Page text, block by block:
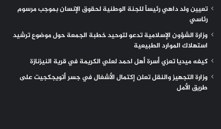
تعيين ولد داهي رئيساً للجنة الوطنية لحقوق الإنسان بموجب مرسوم
رئاسي
وزارة الشؤون الإسلامية تدعو لتوحيد خطبة الجمعة حول موضوع ترشيد
استهلاك الموارد الطبيعية
كيفه ميديا تعزي أسرة أهل احمد لعلي الكريمة في قرية النيزنازة
وزارة التجهيز والنقل تعلن إكتمال الأشغال في جسر أتويجكجيت على
طريق الأمل